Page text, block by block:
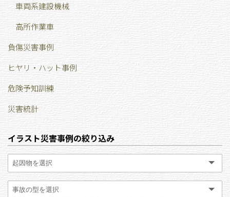
車両系建設機械
高所作業車
負傷災害事例
ヒヤリ・ハット事例
危険予知訓練
災害統計
イラスト災害事例の絞り込み